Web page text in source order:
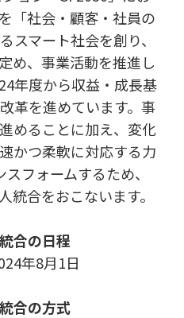
「社会・顧客・社員の
スマート社会を創り、
め、事業活動を推進し
年度から収益・成長基
革を進めています。事
めることに加え、変化
かつ柔軟に対応する力
フォームするため、
統合をおこないます。
合の日程
年8月1日
合の方式